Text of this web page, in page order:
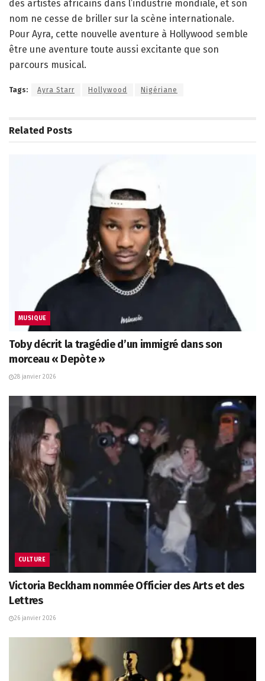
des artistes africains dans l’industrie mondiale, et son
nom ne cesse de briller sur la scène internationale.
Pour Ayra, cette nouvelle aventure à Hollywood semble
être une aventure toute aussi excitante que son
parcours musical.
Tags: Ayra Starr Hollywood Nigériane
Related Posts
MUSIQUE
Toby décrit la tragédie d’un immigré dans son
morceau « Depòte »
28 janvier 2026
CULTURE
Victoria Beckham nommée Officier des Arts et des
Lettres
26 janvier 2026